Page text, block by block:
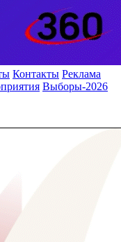
Контакты Реклама
Выборы-2026